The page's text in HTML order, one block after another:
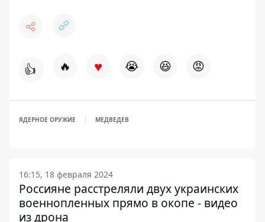
👍 🔥 ♥ 😭 😆 😡
ЯДЕРНОЕ ОРУЖИЕ МЕДВЕДЕВ
16:15, 18 февраля 2024
Россияне расстреляли двух украинских
военнопленных прямо в окопе - видео
из дрона